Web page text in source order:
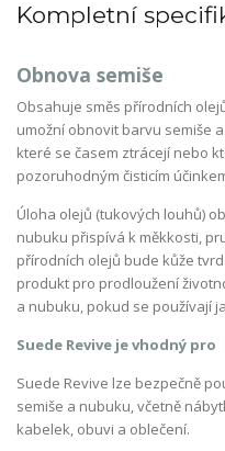
Kompletní
Obnova semiše
Obsahuje směs přírodních
umožní obnovit barvu semiše
které se časem ztrácejí nebo
pozoruhodným čisticím
Úloha olejů (tukových louhů)
nubuku přispívá k měkkosti,
přírodních olejů bude kůže
produkt pro prodloužení
a nubuku, pokud se používají
Suede Revive je vhodný pro
Suede Revive lze bezpečně
semiše a nubuku, včetně
kabelek, obuvi a oblečení.